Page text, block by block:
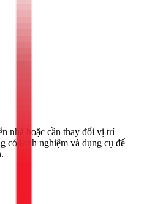
nhà hoặc cần thay đổi vị trí
có kinh nghiệm và dụng cụ để